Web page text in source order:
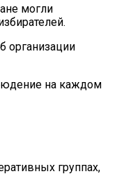
могли
организации
на каждом
группах,